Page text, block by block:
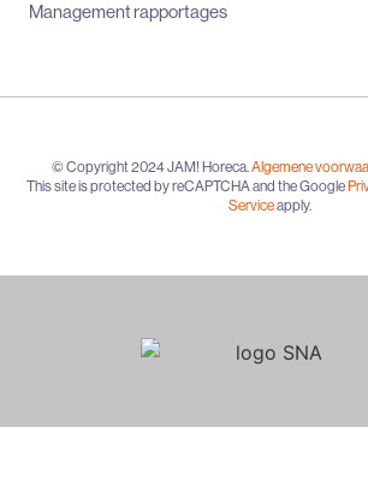
Management rapportages
© Copyright 2024 JAM! Horeca.Algemene
This site is protected by reCAPTCHA and the Google
Serviceapply.